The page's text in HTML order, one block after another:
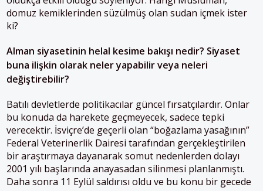
domuz kemiklerinden süzülmüş olan sudan içmek ister
ki?
Alman siyasetinin helal kesime bakışı nedir? Siyaset
buna ilişkin olarak neler yapabilir veya neleri
değiştirebilir?
Batılı devletlerde politikacılar güncel fırsatçılardır. Onlar
bu konuda da harekete geçmeyecek, sadece tepki
verecektir. İsviçre’de geçerli olan “boğazlama yasağının”
Federal Veterinerlik Dairesi tarafından gerçekleştirilen
bir araştırmaya dayanarak somut nedenlerden dolayı
2001 yılı başlarında anayasadan silinmesi planlanmıştı.
Daha sonra 11 Eylül saldırısı oldu ve bu konu bir gecede